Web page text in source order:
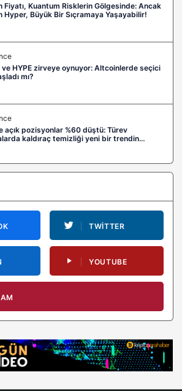
Fiyatı, Kuantum Risklerin Gölgesinde: Ancak
Hyper, Büyük Bir Sıçramaya Yaşayabilir!
ve HYPE zirveye oynuyor: Altcoinlerde seçici
mı?
açık pozisyonlar %60 düştü: Türev
kaldıraç temizliği yeni bir trendin
TWITTER
YOUTUBE